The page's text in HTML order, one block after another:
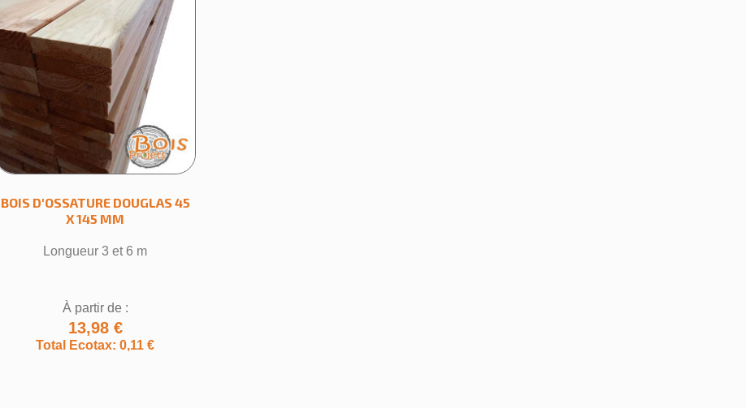
BOIS D'OSSATURE DOUGLAS 45
X 145 MM
Longueur 3 et 6 m
À partir de :
13,98 €
Total Ecotax: 0,11 €